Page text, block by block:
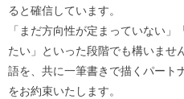
ると確信しています。
「まだ方向性が定まっていない
たい」といった段階でも構いませ
語を、共に一筆書きで描くパート
をお約束いたします。